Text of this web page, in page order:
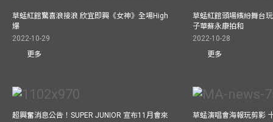
草蜢紅館驚喜浪接浪 欣宜即興《女神》全場High
爆
2022-10-29
更多
草蜢紅館頭場繽紛舞台
子華蘇永康拍和
2022-10-28
更多
超興奮消息公告！SUPER JUNIOR 宣布11月會來
草蜢演唱會海報玩剪影